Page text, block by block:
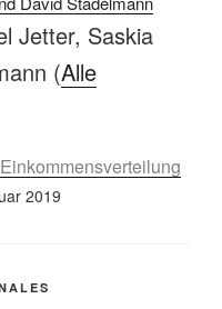
Jetter, Saskia
(Alle
2019